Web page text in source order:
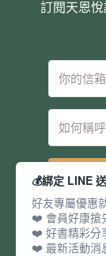
訂閱天恩
💰綁定 LINE
好友專屬優惠
❤️ 會員好康搶
❤️ 好書精彩分
❤️ 最新活動消